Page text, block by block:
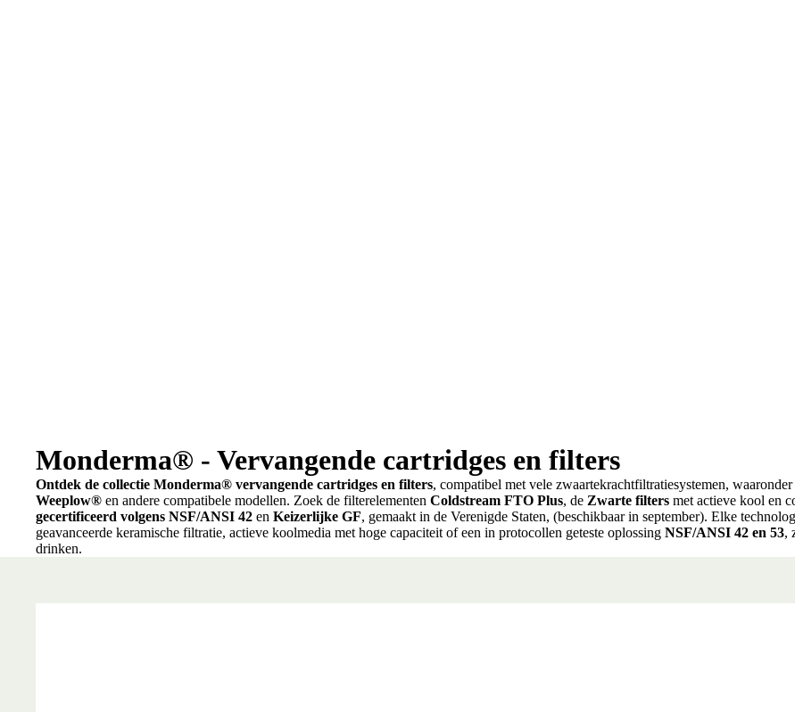
Monderma® - Vervangende cartridges en filters
Ontdek de collectie Monderma® vervangende cartridges en filters, compatibel met vele zwaartekrachtfiltratiesystemen, waaronder
Weeplow® en andere compatibele modellen. Zoek de filterelementen Coldstream FTO Plus, de Zwarte filters met actieve kool en
gecertificeerd volgens NSF/ANSI 42 en Keizerlijke GF, gemaakt in de Verenigde Staten, (beschikbaar in september). Elke
geavanceerde keramische filtratie, actieve koolmedia met hoge capaciteit of een in protocollen geteste oplossing NSF/ANSI 42 en 53,
drinken.